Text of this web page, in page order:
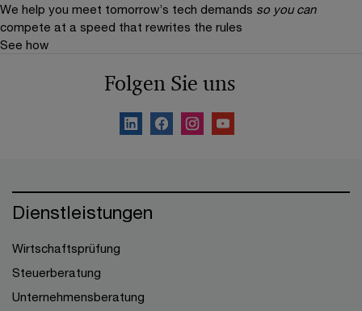
We help you meet tomorrow’s tech demands so you can
compete at a speed that rewrites the rules
See how
Folgen Sie uns
Dienstleistungen
Wirtschaftsprüfung
Steuerberatung
Unternehmensberatung